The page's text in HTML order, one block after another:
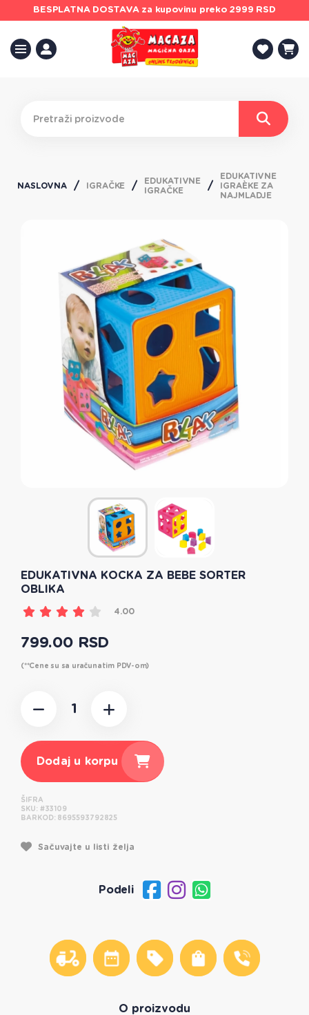
BESPLATNA DOSTAVAza kupovinu preko 2999 RSD
NASLOVNA IGRAČKE
EDUKATIVNE
IGRAČKE
EDUKATIVNE
IGRAÈKE ZA
NAJMLADJE
EDUKATIVNA KOCKA ZA BEBE SORTER
OBLIKA
4.00
799.00 RSD
(**Cene su sa uračunatim PDV-om)
Dodaj u korpu
ŠIFRA
SKU: #33109
BARKOD: 8695593792825
Sačuvajte u listi želja
Podeli
O proizvodu